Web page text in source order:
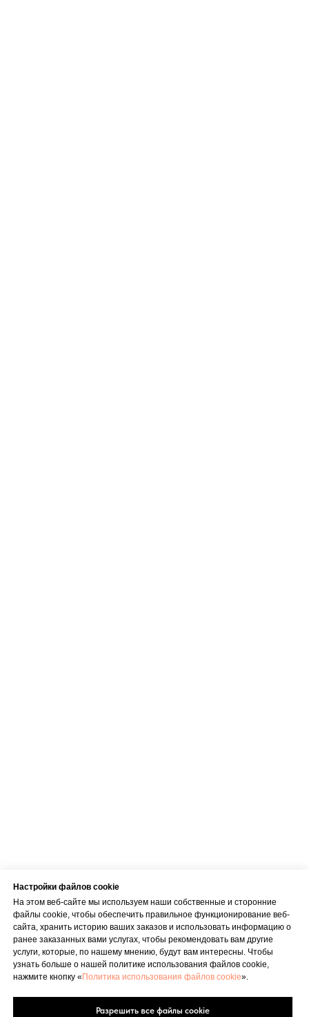
Настройки файлов cookie
На этом веб-сайте мы используем наши собственные и сторонние
файлы cookie, чтобы обеспечить правильное функционирование веб-
сайта, хранить историю ваших заказов и использовать информацию о
ранее заказанных вами услугах, чтобы рекомендовать вам другие
услуги, которые, по нашему мнению, будут вам интересны. Чтобы
узнать больше о нашей политике использования файлов cookie,
нажмите кнопку « Политика использования файлов cookie».
Разрешить все файлы cookie